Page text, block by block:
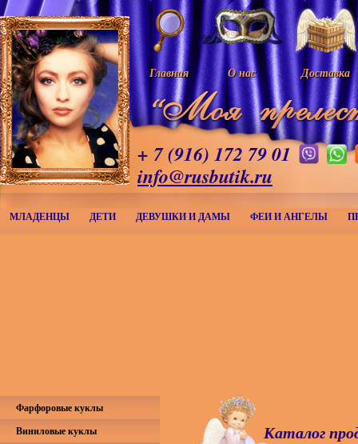
Главная О нас Доставка
+ 7 (916) 172 79 01
info@rusbutik.ru
МЛАДЕНЦЫ ДЕТИ ДЕВУШКИ И ДАМЫ ФЕИ И АНГЕЛЫ
Каталог
Фарфоровые куклы
Виниловые куклы